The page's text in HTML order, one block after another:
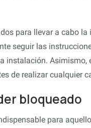
para llevar a cabo la
seguir las
instalación. Asimismo,
de realizar cualquier
bloqueado
para